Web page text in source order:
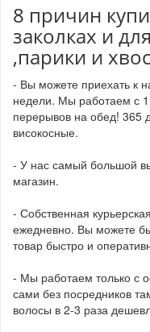
8 причин
заколках и
,парики и
- Вы можете приехать к
недели. Мы работаем с
перерывов на обед! 365
високосные.
- У нас самый большой
магазин.
- Собственная
ежедневно. Вы можете
товар быстро и
- Мы работаем только с
сами без посредников
волосы в 2-3 раза